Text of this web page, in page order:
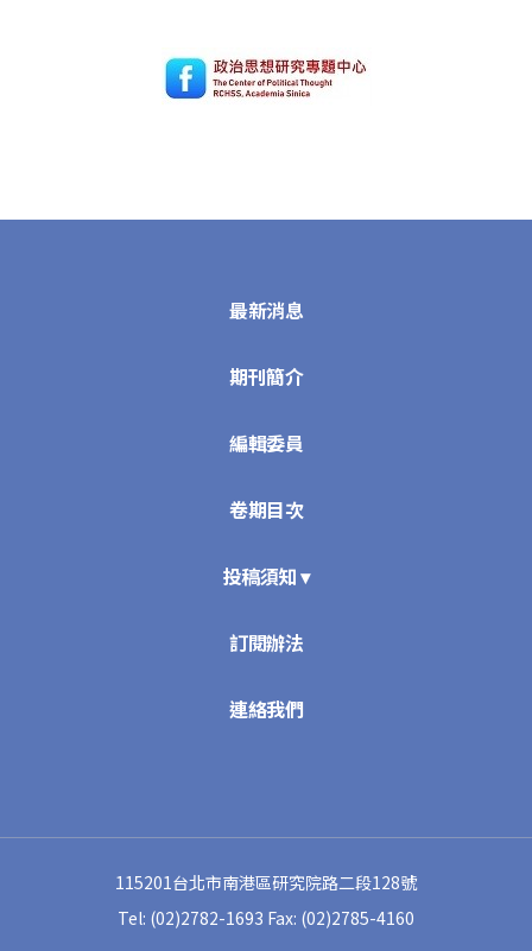
最新消息
期刊簡介
編輯委員
卷期目次
投稿須知 ▾
訂閱辦法
連絡我們
115201台北市南港區研究院路二段128號
Tel: (02)2782-1693 Fax: (02)2785-4160